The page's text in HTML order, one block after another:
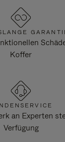
Koffer
an Experten
Verfügung